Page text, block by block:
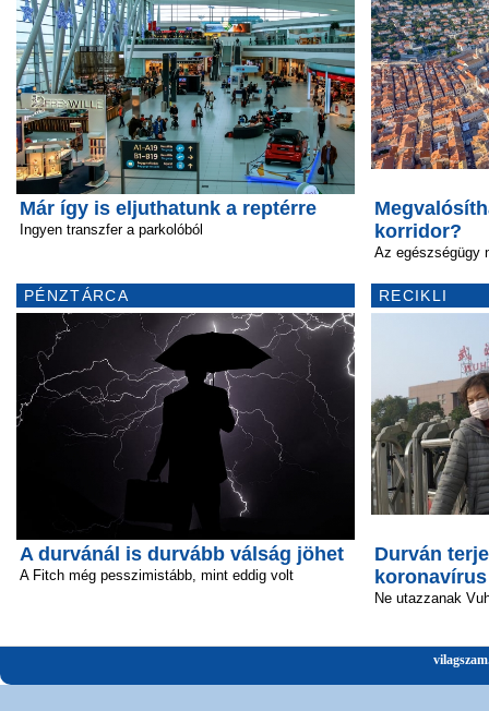
Már így is eljuthatunk a reptérre
Ingyen transzfer a parkolóból
PÉNZTÁRCA
A durvánál is durvább válság jöhet
A Fitch még pesszimistább, mint eddig volt
korridor?
Az egészségügy
RECIKLI
Durván
koronavírus
Ne utazzanak